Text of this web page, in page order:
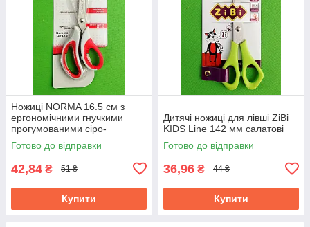
Ножиці NORMA 16.5 см з
ергономічними гнучкими
прогумованими сіро-
червоними ручками 1.8 мм
Готово до відправки
42,84 ₴ 51 ₴
Купити
Дитячі ножиці для лівші ZiBi
KIDS Line 142 мм салатові
Готово до відправки
36,96 ₴ 44 ₴
Купити